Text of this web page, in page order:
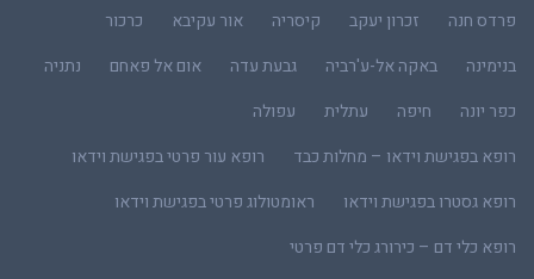
פרדס חנה
זכרון יעקב קיסריה אור עקיבא
כרכור
בנימינה
באקה אל-ע'רביה גבעת עדה אום אל פאחם
נתניה
כפר יונה
חיפה עתלית
עפולה
רופא בפגישת וידאו – מחלות כבד
רופא עור פרטי בפגישת וידאו
רופא גסטרו בפגישת וידאו
ראומטולוג פרטי בפגישת וידאו
רופא כלי דם – כירורג כלי דם פרטי